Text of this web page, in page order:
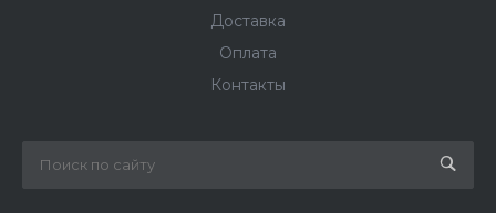
Доставка
Оплата
Контакты